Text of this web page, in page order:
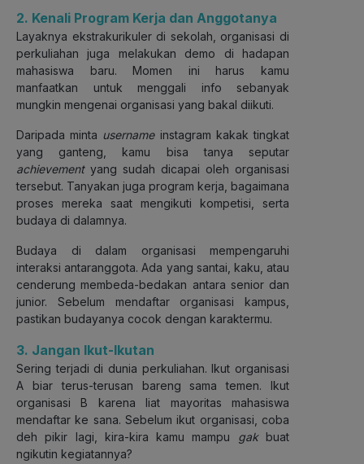
2. Kenali Program Kerja dan Anggotanya
Layaknya ekstrakurikuler di sekolah, organisasi di
perkuliahan juga melakukan demo di hadapan
mahasiswa baru. Momen ini harus kamu
manfaatkan untuk menggali info sebanyak
mungkin mengenai organisasi yang bakal diikuti.
Daripada minta usernameinstagram kakak tingkat
yang ganteng, kamu bisa tanya seputar
achievement yang sudah dicapai oleh organisasi
tersebut. Tanyakan juga program kerja, bagaimana
proses mereka saat mengikuti kompetisi, serta
budaya di dalamnya.
Budaya di dalam organisasi mempengaruhi
interaksi antaranggota. Ada yang santai, kaku, atau
cenderung membeda-bedakan antara senior dan
junior. Sebelum mendaftar organisasi kampus,
pastikan budayanya cocok dengan karaktermu.
3. Jangan Ikut-Ikutan
Sering terjadi di dunia perkuliahan. Ikut organisasi
A biar terus-terusan bareng sama temen. Ikut
organisasi B karena liat mayoritas mahasiswa
mendaftar ke sana. Sebelum ikut organisasi, coba
deh pikir lagi, kira-kira kamu mampu gakbuat
ngikutin kegiatannya?